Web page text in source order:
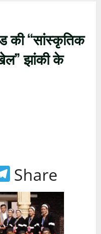
की “सांस्कृतिक
झांकी के
Telegram
Share